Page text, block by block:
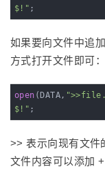
$!" ;
如果要向文件中追
方式打开文件即可：
open (DATA,
$!" ;
>> 表示向现有文件
文件内容可以添加 +